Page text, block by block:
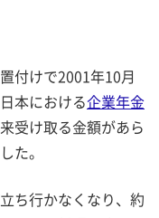
付けで2001年10月
本における企業年金
受け取る金額があら
た。
ち行かなくなり、約